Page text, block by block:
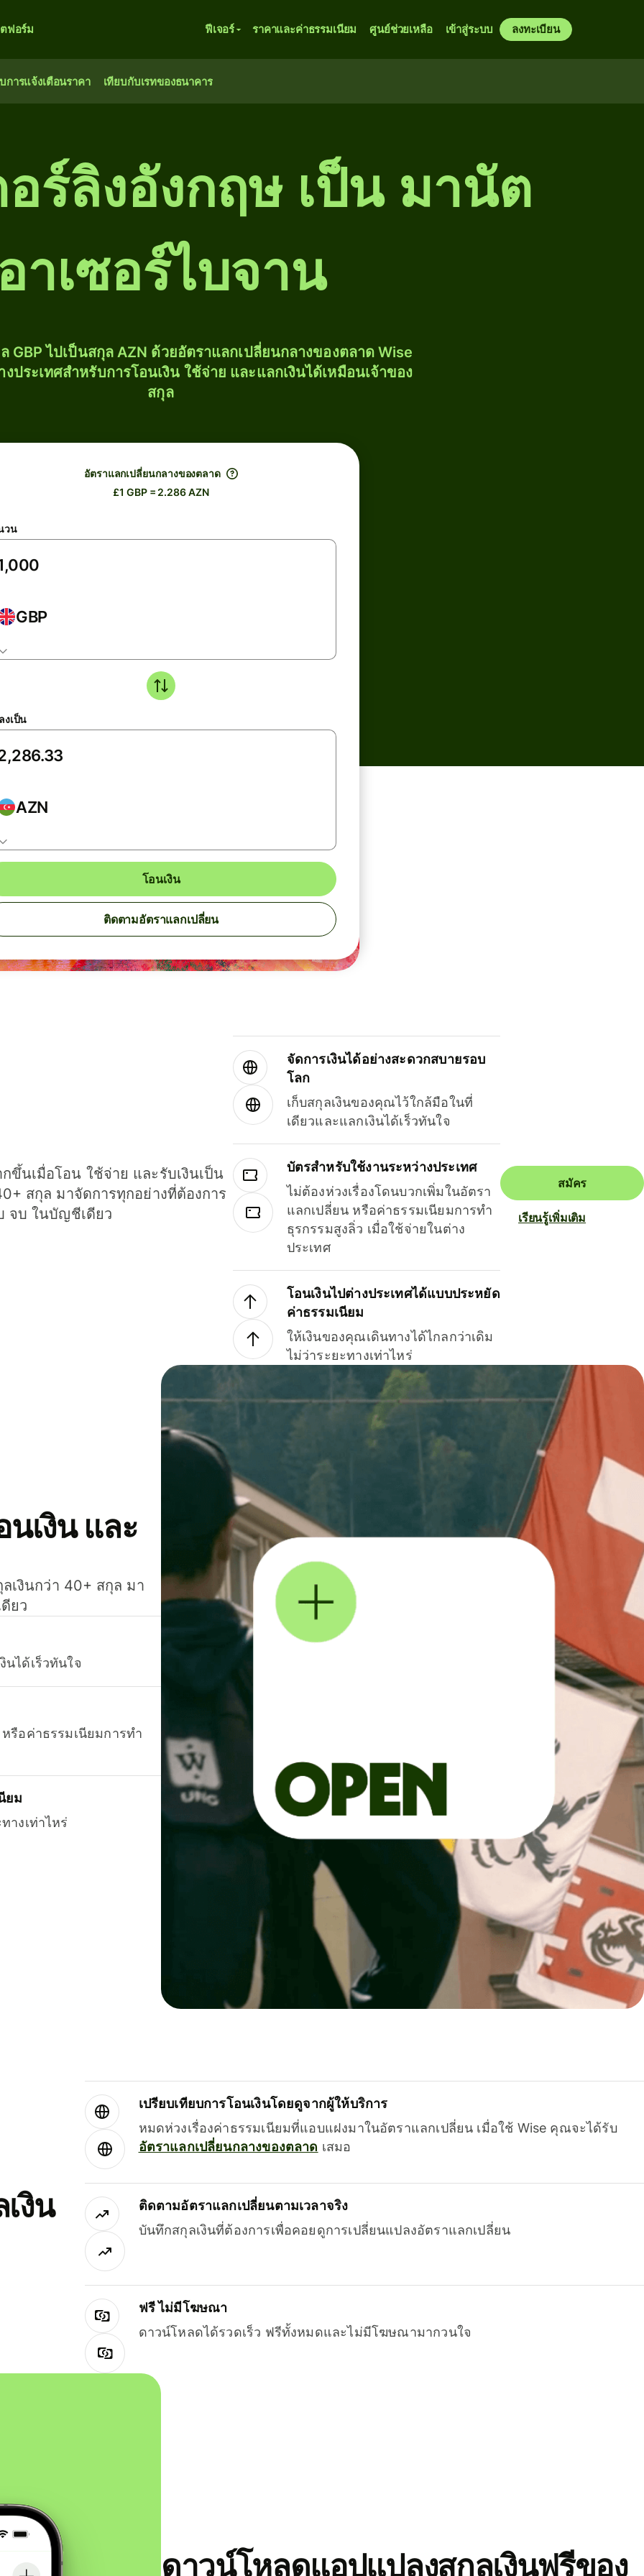
ฟอร์ม ฟีเจอร์ ราคาและค่าธรรมเนียม ศูนย์ช่วยเหลือ เข้าสู่ระบบ ลงทะเบียน
การแจ้งเตือนราคา เทียบกับเรทของธนาคาร
ร์ลิงอังกฤษ เป็น มานัต
าเซอร์ไบจาน
GBP ไปเป็นสกุล AZN ด้วยอัตราแลกเปลี่ยนกลางของตลาด Wise
ประเทศสำหรับการโอนเงิน ใช้จ่าย และแลกเงินได้เหมือนเจ้าของ
สกุล
อัตราแลกเปลี่ยนกลางของตลาด
£1 GBP = 2.286 AZN
วน
GBP
งเป็น
AZN
โอนเงิน
ติดตามอัตราแลกเปลี่ยน
ขึ้นเมื่อโอน ใช้จ่าย และรับเงินเป็น
สกุล มาจัดการทุกอย่างที่ต้องการ
จบ ในบัญชีเดียว
จัดการเงินได้อย่างสะดวกสบายรอบ
โลก
เก็บสกุลเงินของคุณไว้ใกล้มือในที่
เดียวและแลกเงินได้เร็วทันใจ
บัตรสำหรับใช้งานระหว่างประเทศ
ไม่ต้องห่วงเรื่องโดนบวกเพิ่มในอัตรา
แลกเปลี่ยน หรือค่าธรรมเนียมการทำ
ธุรกรรมสูงลิ่ว เมื่อใช้จ่ายในต่าง
ประเทศ
โอนเงินไปต่างประเทศได้แบบประหยัด
ค่าธรรมเนียม
ให้เงินของคุณเดินทางได้ไกลกว่าเดิม
ไม่ว่าระยะทางเท่าไหร่
สมัคร
เรียนรู้เพิ่มเติม
เงิน และ
เงินกว่า 40+ สกุล มา
ยว
นได้เร็วทันใจ
รือค่าธรรมเนียมการทำ
ยม
างเท่าไหร่
งิน
เปรียบเทียบการโอนเงินโดยดูจากผู้ให้บริการ
หมดห่วงเรื่องค่าธรรมเนียมที่แอบแฝงมาในอัตราแลกเปลี่ยน เมื่อใช้ Wise คุณจะได้รับ
อัตราแลกเปลี่ยนกลางของตลาด เสมอ
ติดตามอัตราแลกเปลี่ยนตามเวลาจริง
บันทึกสกุลเงินที่ต้องการเพื่อคอยดูการเปลี่ยนแปลงอัตราแลกเปลี่ยน
ฟรี ไม่มีโฆษณา
ดาวน์โหลดได้รวดเร็ว ฟรีทั้งหมดและไม่มีโฆษณามากวนใจ
ดาวน์โหลดแอปแปลงสกุลเงินฟรีของ